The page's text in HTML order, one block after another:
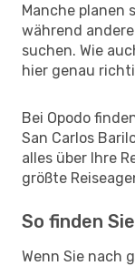
Manche planen
während
suchen. Wie
hier genau
Bei Opodo
San Carlos
alles über Ihre
größte
So finden
Wenn Sie nach